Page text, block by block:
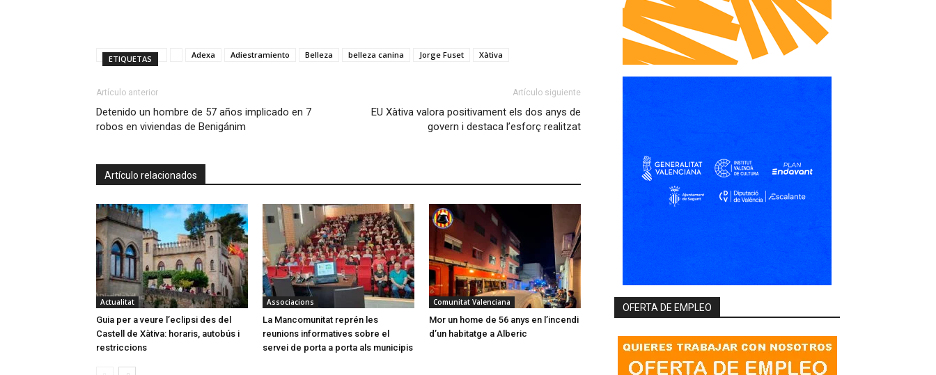
ETIQUETAS Adexa Adiestramiento Belleza belleza canina Jorge Fuset Xàtiva
Artículo anterior
Detenido un hombre de 57 años implicado en 7
robos en viviendas de Benigánim
Artículo siguiente
EU Xàtiva valora positivament els dos anys de
govern i destaca l’esforç realitzat
Artículo relacionados
Actualitat
Guia per a veure l’eclipsi des del
Castell de Xàtiva: horaris, autobús i
restriccions
Associacions
La Mancomunitat reprén les
reunions informatives sobre el
servei de porta a porta als municipis
Comunitat Valenciana
Mor un home de 56 anys en l’incendi
d’un habitatge a Alberic
OFERTA DE EMPLEO